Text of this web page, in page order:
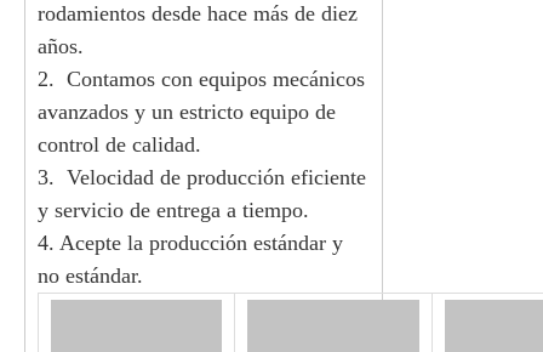
rodamientos desde hace más de diez
años.
2. Contamos con equipos mecánicos
avanzados y un estricto equipo de
control de calidad.
3. Velocidad de producción eficiente
y servicio de entrega a tiempo.
4. Acepte la producción estándar y
no estándar.